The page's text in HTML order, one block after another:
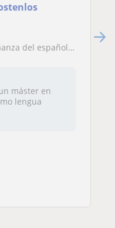
y avanzado. Conversión, gramática, cultura...
máster en
lengua